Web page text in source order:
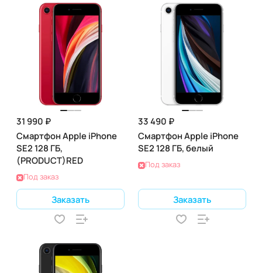
31 990 ₽
Смартфон Apple iPhone
SE2 128 ГБ,
(PRODUCT)RED
Под заказ
Заказать
33 490 ₽
Смартфон Apple iPhone
SE2 128 ГБ, белый
Под заказ
Заказать